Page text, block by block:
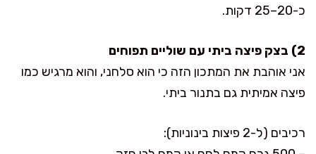
כ-20–25 דקות.
2) בצק פיצה ביתי עם שוליים תפוחים
אני אוהבת את המתכון הזה כי הוא סלחני, והוא מרגיש כמו
פיצה אמיתית גם בתנור ביתי.
רכיבים (ל-2 פיצות בינוניות):